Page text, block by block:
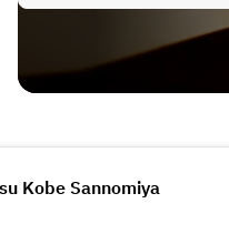
Kobe Sannomiya